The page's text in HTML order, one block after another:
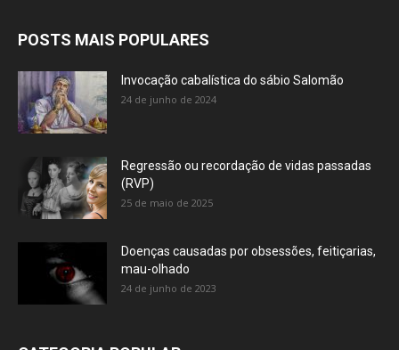
POSTS MAIS POPULARES
Invocação cabalística do sábio Salomão
24 de junho de 2024
Regressão ou recordação de vidas passadas
(RVP)
25 de maio de 2025
Doenças causadas por obsessões, feitiçarias,
mau-olhado
24 de junho de 2023